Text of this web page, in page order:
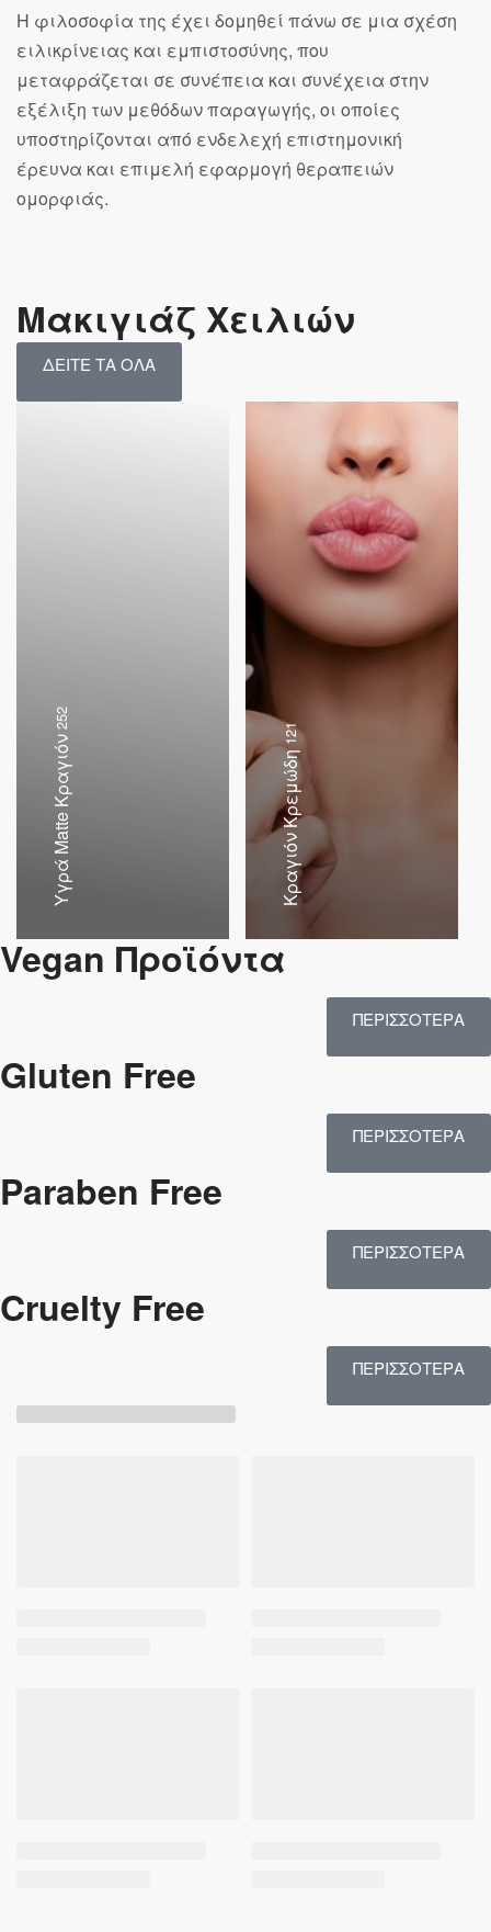
Η φιλοσοφία της έχει δομηθεί πάνω σε μια σχέση
ειλικρίνειας και εμπιστοσύνης, που
μεταφράζεται σε συνέπεια και συνέχεια στην
εξέλιξη των μεθόδων παραγωγής, οι οποίες
υποστηρίζονται από ενδελεχή επιστημονική
έρευνα και επιμελή εφαρμογή θεραπειών
ομορφιάς.
Μακιγιάζ Χειλιών
ΔΕΙΤΕ ΤΑ ΟΛΑ
Υγρά Matte Κραγιόν
252
Κραγιόν Κρεμώδη
121
Vegan Προϊόντα
ΠΕΡΙΣΣΟΤΕΡΑ
Gluten Free
ΠΕΡΙΣΣΟΤΕΡΑ
Paraben Free
ΠΕΡΙΣΣΟΤΕΡΑ
Cruelty Free
ΠΕΡΙΣΣΟΤΕΡΑ